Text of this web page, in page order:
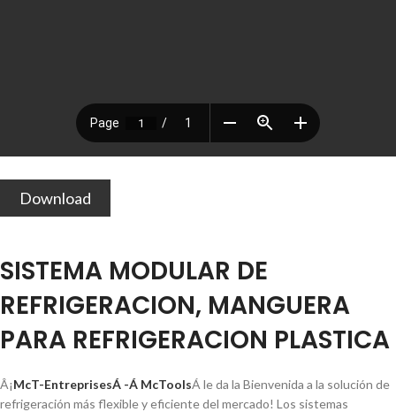
Download
SISTEMA MODULAR DE
REFRIGERACION, MANGUERA
PARA REFRIGERACION PLASTICA
Â¡McT-EntreprisesÁ -Á McToolsÁ le da la Bienvenida a la solución de
refrigeración más flexible y eficiente del mercado! Los sistemas